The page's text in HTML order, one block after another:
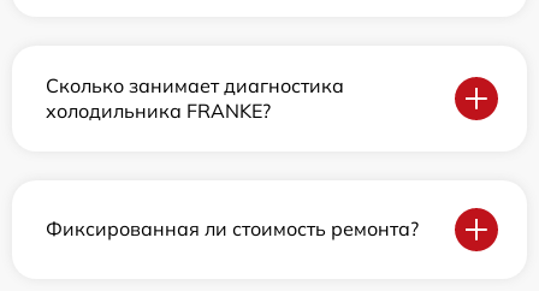
Сколько занимает диагностика
холодильника FRANKE?
Фиксированная ли стоимость ремонта?